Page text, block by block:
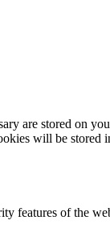
are stored on
will be
features of the